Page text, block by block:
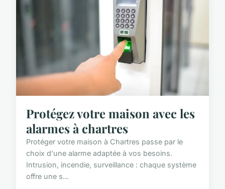
Protégez votre maison avec les
alarmes à chartres
Protéger votre maison à Chartres passe par le
choix d'une alarme adaptée à vos besoins.
Intrusion, incendie, surveillance : chaque système
offre une s...